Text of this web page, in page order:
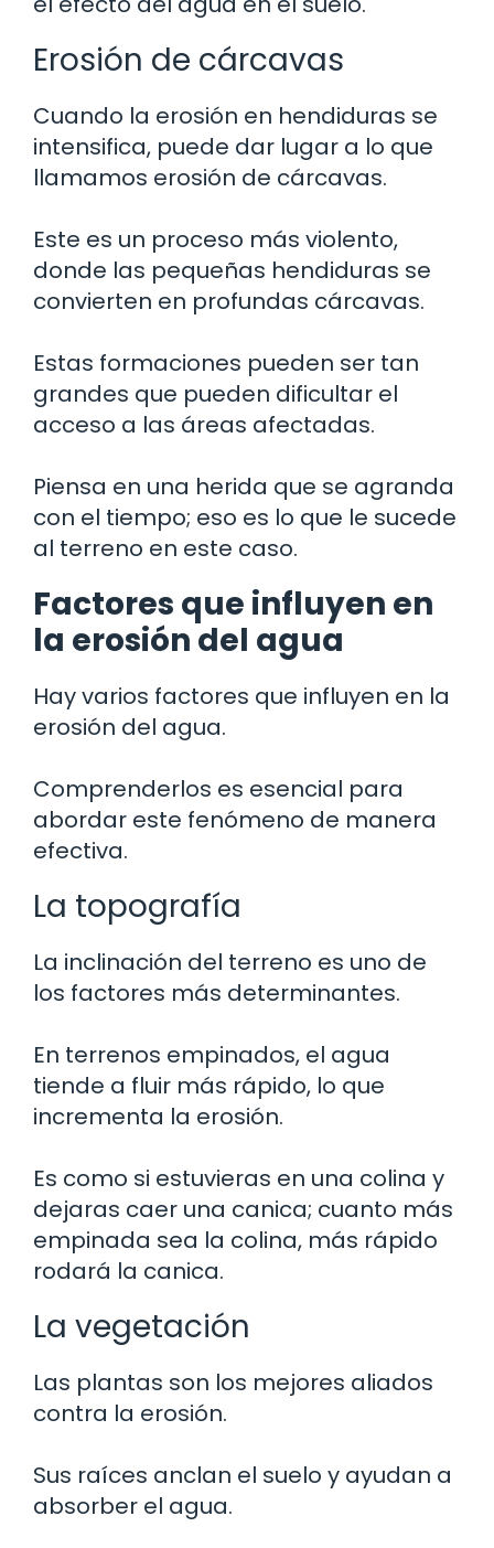
Erosión de cárcavas
Cuando la erosión en hendiduras se
intensifica, puede dar lugar a lo que
llamamos erosión de cárcavas.
Este es un proceso más violento,
donde las pequeñas hendiduras se
convierten en profundas cárcavas.
Estas formaciones pueden ser tan
grandes que pueden dificultar el
acceso a las áreas afectadas.
Piensa en una herida que se agranda
con el tiempo; eso es lo que le sucede
al terreno en este caso.
Factores que influyen en
la erosión del agua
Hay varios factores que influyen en la
erosión del agua.
Comprenderlos es esencial para
abordar este fenómeno de manera
efectiva.
La topografía
La inclinación del terreno es uno de
los factores más determinantes.
En terrenos empinados, el agua
tiende a fluir más rápido, lo que
incrementa la erosión.
Es como si estuvieras en una colina y
dejaras caer una canica; cuanto más
empinada sea la colina, más rápido
rodará la canica.
La vegetación
Las plantas son los mejores aliados
contra la erosión.
Sus raíces anclan el suelo y ayudan a
absorber el agua.